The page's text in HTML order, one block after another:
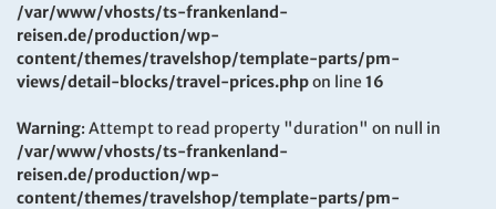
/var/www/vhosts/ts-frankenland-
reisen.de/production/wp-
content/themes/travelshop/template-parts/pm-
views/detail-blocks/travel-prices.phpon line 16
Warning: Attempt to read property "duration" on null in
/var/www/vhosts/ts-frankenland-
reisen.de/production/wp-
content/themes/travelshop/template-parts/pm-